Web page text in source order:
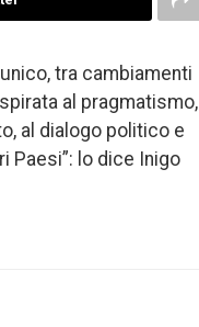
tra cambiamenti
al pragmatismo,
al dialogo politico e
Paesi”: lo dice Inigo